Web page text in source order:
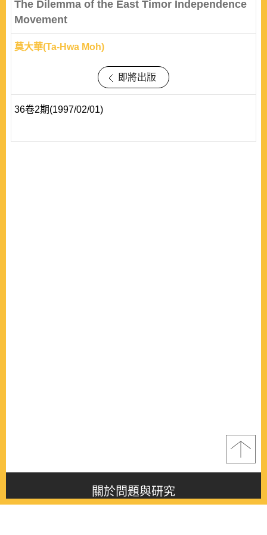
The Dilemma of the East Timor Independence
Movement
莫大華(Ta-Hwa Moh)
即將出版
36卷2期(1997/02/01)
關於問題與研究
About this journal